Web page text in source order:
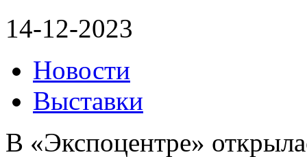
14-12-2023
Новости
Выставки
В «Экспоцентре»